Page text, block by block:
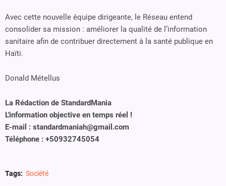
Avec cette nouvelle équipe dirigeante, le Réseau entend
consolider sa mission : améliorer la qualité de l’information
sanitaire afin de contribuer directement à la santé publique en
Haïti.
Donald Métellus
La Rédaction de StandardMania
L'information objective en temps réel !
E-mail : standardmaniah@gmail.com
Téléphone : +50932745054
Tags: Société